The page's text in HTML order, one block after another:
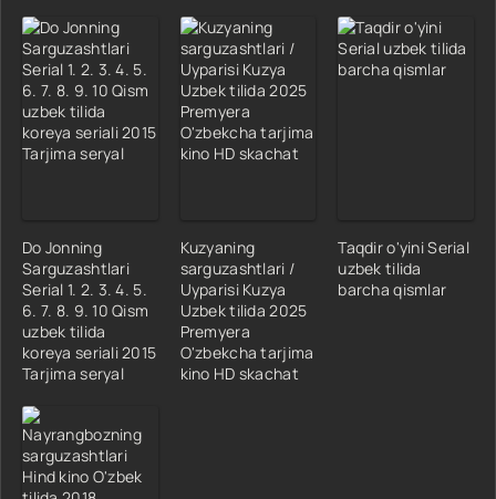
Do Jonning
Sarguzashtlari
Serial 1. 2. 3. 4. 5.
6. 7. 8. 9. 10 Qism
uzbek tilida
koreya seriali 2015
Tarjima seryal
Kuzyaning
sarguzashtlari /
Uyparisi Kuzya
Uzbek tilida 2025
Premyera
O'zbekcha tarjima
kino HD skachat
Taqdir o'yini Serial
uzbek tilida
barcha qismlar